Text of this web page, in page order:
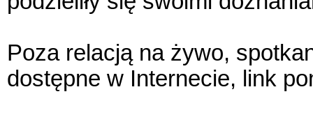
Poza relacją na żywo,
dostępne w Internecie, link